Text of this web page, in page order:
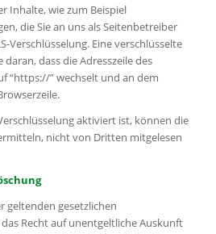
Inhalte, wie zum Beispiel
die Sie an uns als Seitenbetreiber
Verschlüsselung. Eine verschlüsselte
dass die Adresszeile des
“https://” wechselt und an dem
aktiviert ist, können die
nicht von Dritten mitgelesen
geltenden gesetzlichen
Recht auf unentgeltliche Auskunft